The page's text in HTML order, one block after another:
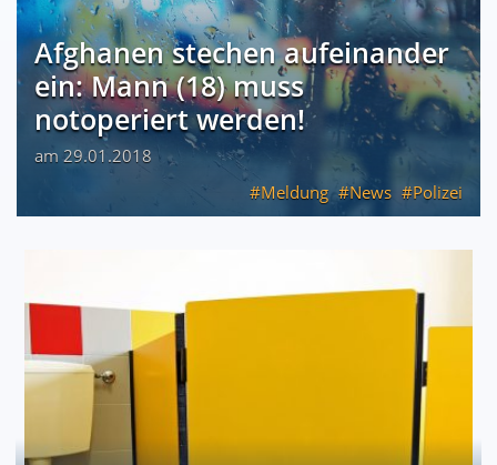
Afghanen stechen aufeinander
ein: Mann (18) muss
notoperiert werden!
am 29.01.2018
Meldung
News Polizei